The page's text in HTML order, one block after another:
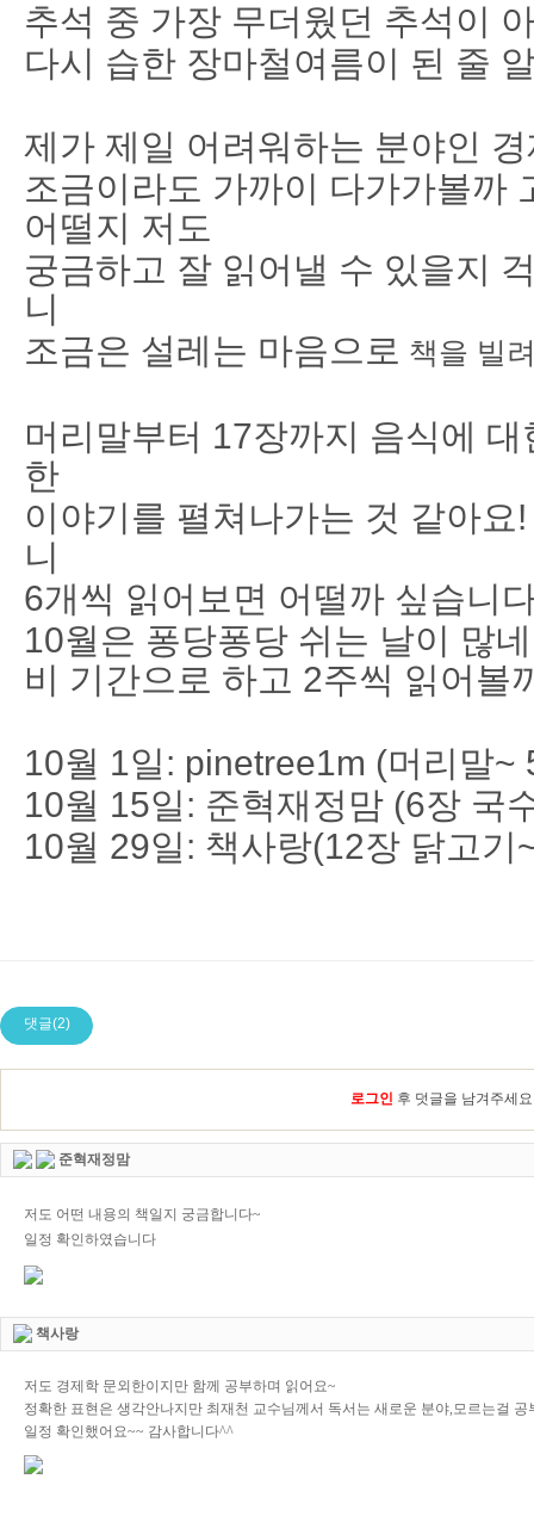
추석 중 가장 무더웠던 추석이
다시 습한 장마철여름이 된 줄
제가 제일 어려워하는 분야인
조금이라도 가까이 다가가볼까
어떨지 저도
궁금하고 잘 읽어낼 수 있을지
니
조금은 설레는 마음으로 책을 빌
머리말부터 17장까지 음식에
한
이야기를 펼쳐나가는 것 같아요
니
6개씩 읽어보면 어떨까 싶습니
10월은 퐁당퐁당 쉬는 날이 많
비 기간으로 하고 2주씩 읽어볼
10월 1일: pinetree1m (머리말~
10월 15일: 준혁재정맘 (6장 국
10월 29일: 책사랑(12장 닭고기
댓글(2)
로그인 후 덧글을 남겨주세요
준혁재정맘
저도 어떤 내용의 책일지 궁금합니다~
일정 확인하였습니다
책사랑
저도 경제학 문외한이지만 함께 공부하며 읽어요~
정확한 표현은 생각안나지만 최재천 교수님께서 독서는 새로운 분야,모르는걸
일정 확인했어요~~ 감사합니다^^